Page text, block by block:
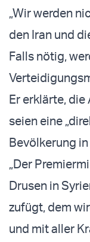
„Wir werden
den Iran und
Falls nötig,
Er erklärte,
seien eine
Bevölkerung
„Der
Drusen in
zufügt, dem
und mit aller